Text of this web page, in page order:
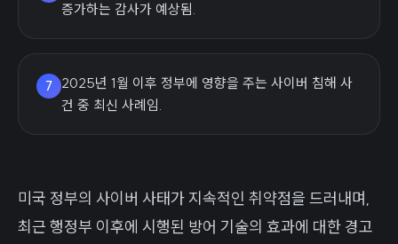
증가하는 감사가 예상됨.
7
2025년 1월 이후 정부에 영향을 주는 사이버 침해 사
건 중 최신 사례임.
미국 정부의 사이버 사태가 지속적인 취약점을 드러내며,
최근 행정부 이후에 시행된 방어 기술의 효과에 대한 경고